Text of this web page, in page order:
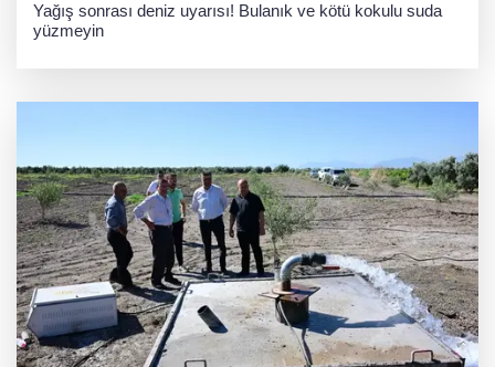
Yağış sonrası deniz uyarısı! Bulanık ve kötü kokulu suda
yüzmeyin